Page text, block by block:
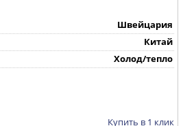
Швейцария
Китай
Холод/тепло
Купить в 1 клик